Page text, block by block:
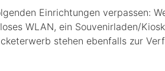
Einrichtungen verpassen:
WLAN, ein Souvenirladen/
stehen ebenfalls zur